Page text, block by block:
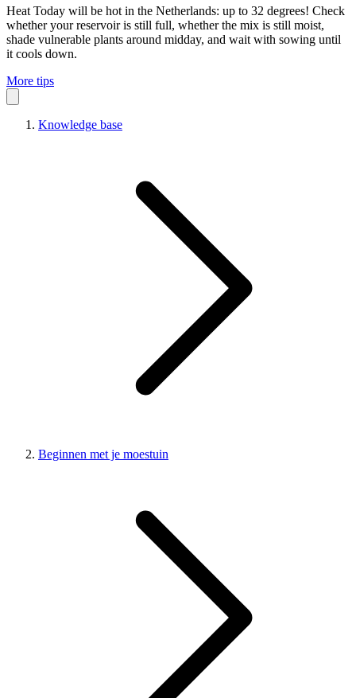
Heat Today will be hot in the Netherlands: up to 32 degrees! Check
whether your reservoir is still full, whether the mix is still moist,
shade vulnerable plants around midday, and wait with sowing until
it cools down.
More tips
Knowledge base
Beginnen met je moestuin